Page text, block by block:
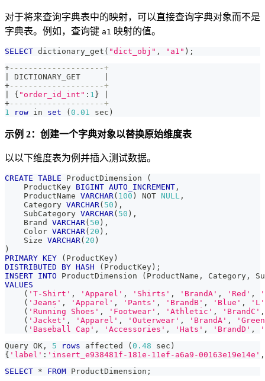
对于将来查询字典表中的映射，可以直接查询字典对象而不是
字典表。例如，查询键 a1 映射的值。
SELECT dictionary_get ( "dict_obj" , "a1" ) ;
+--------------------+
DICTIONARY_GET
+--------------------+
{ "order_id_int" : 1 }
+--------------------+
1
row in set ( 0.01 sec )
示例 2：创建一个字典对象以替换原始维度表
以以下维度表为例并插入测试数据。
CREATE TABLE ProductDimension
(
    ProductKey
BIGINT AUTO_INCREMENT ,
    ProductName
VARCHAR( 100 ) NOT NULL ,
    Category
VARCHAR( 50 ) ,
    SubCategory
VARCHAR( 50 ) ,
    Brand
VARCHAR( 50 ) ,
    Color
VARCHAR( 20 ) ,
    Size
VARCHAR( 20 )
)
PRIMARY KEY ( ProductKey )
DISTRIBUTED
BY HASH ( ProductKey ) ;
INSERT INTO ProductDimension ( ProductName , Category ,
VALUES
( 'T-Shirt' , 'Apparel' , 'Shirts' , 'BrandA' , 'Red' ,
( 'Jeans' , 'Apparel' , 'Pants' , 'BrandB' , 'Blue' ,
'L'
( 'Running Shoes' , 'Footwear' , 'Athletic' , 'BrandC' ,
( 'Jacket' , 'Apparel' , 'Outerwear' , 'BrandA' ,
( 'Baseball Cap' , 'Accessories' , 'Hats' , 'BrandD' ,
Query OK , 5 rows affected ( 0.48 sec )
{ 'label' : 'insert_e938481f-181e-11ef-a6a9-00163e19e14e' ,
SELECT * FROM ProductDimension ;